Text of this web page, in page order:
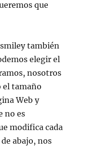
que
smiley también
elegir el
nosotros
el tamaño
Web y
no es
modifica cada
abajo, nos